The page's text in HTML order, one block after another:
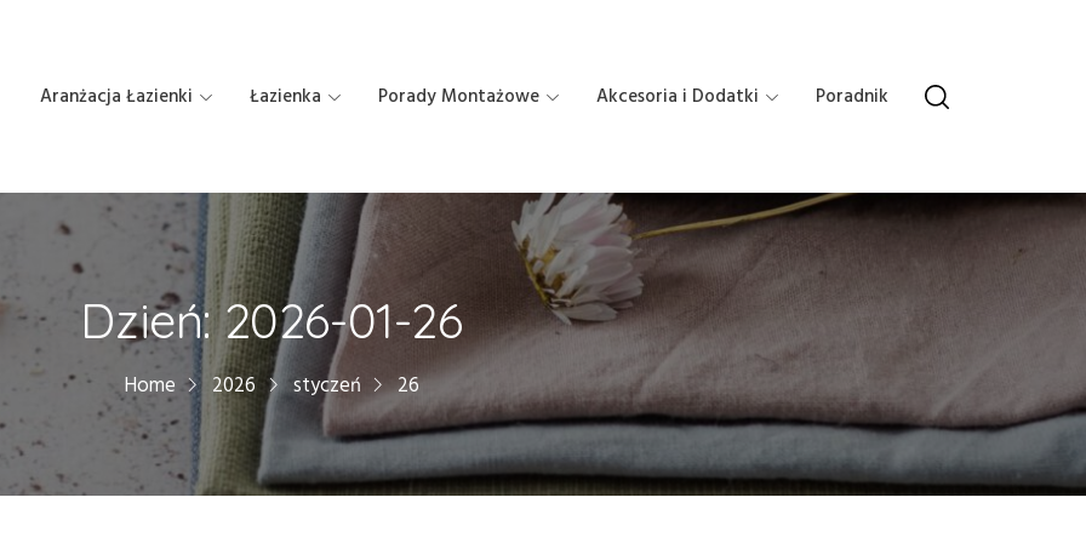
Aranżacja Łazienki Łazienka Porady Montażowe Akcesoria i Dodatki Poradnik
Dzień:2026-01-26
Home 2026 styczeń 26